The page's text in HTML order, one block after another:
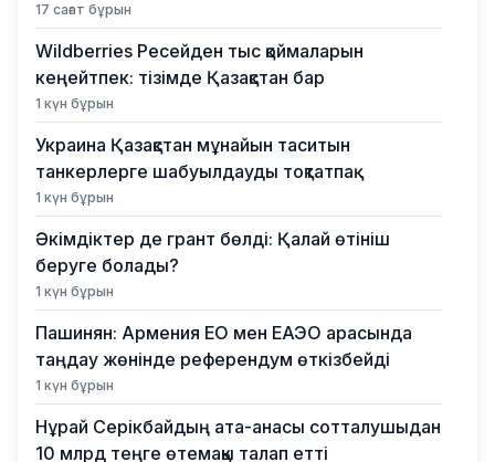
17 сағат бұрын
Wildberries Ресейден тыс қоймаларын
кеңейтпек: тізімде Қазақстан бар
1 күн бұрын
Украина Қазақстан мұнайын таситын
танкерлерге шабуылдауды тоқтатпақ
1 күн бұрын
Әкімдіктер де грант бөлді: Қалай өтініш
беруге болады?
1 күн бұрын
Пашинян: Армения ЕО мен ЕАЭО арасында
таңдау жөнінде референдум өткізбейді
1 күн бұрын
Нұрай Серікбайдың ата-анасы сотталушыдан
10 млрд теңге өтемақы талап етті